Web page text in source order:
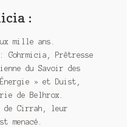
:
mille ans.
Gohrmicia, Prêtresse
du Savoir des
» et Duist,
de Belhrox.
de Cirrah, leur
menacé.